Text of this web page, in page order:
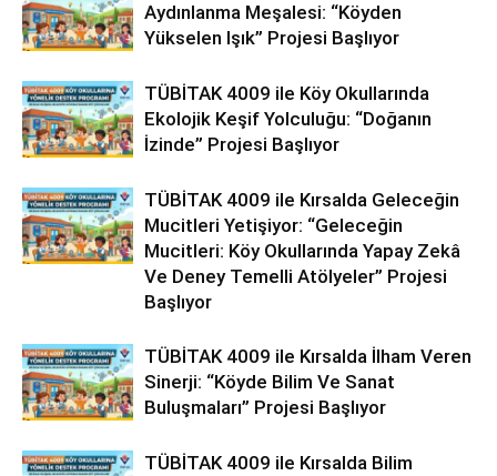
Aydınlanma Meşalesi: “Köyden
Yükselen Işık” Projesi Başlıyor
TÜBİTAK 4009 ile Köy Okullarında
Ekolojik Keşif Yolculuğu: “Doğanın
İzinde” Projesi Başlıyor
TÜBİTAK 4009 ile Kırsalda Geleceğin
Mucitleri Yetişiyor: “Geleceğin
Mucitleri: Köy Okullarında Yapay Zekâ
Ve Deney Temelli Atölyeler” Projesi
Başlıyor
TÜBİTAK 4009 ile Kırsalda İlham Veren
Sinerji: “Köyde Bilim Ve Sanat
Buluşmaları” Projesi Başlıyor
TÜBİTAK 4009 ile Kırsalda Bilim